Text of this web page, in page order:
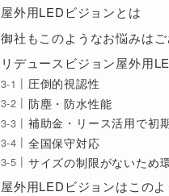
屋外用LEDビジョンとは
御社もこのようなお悩みは
リデュースビジョン屋外用
圧倒的視認性
防塵・防水性能
補助金・リース活用で初
全国保守対応
サイズの制限がないため
屋外用LEDビジョンはこのよ